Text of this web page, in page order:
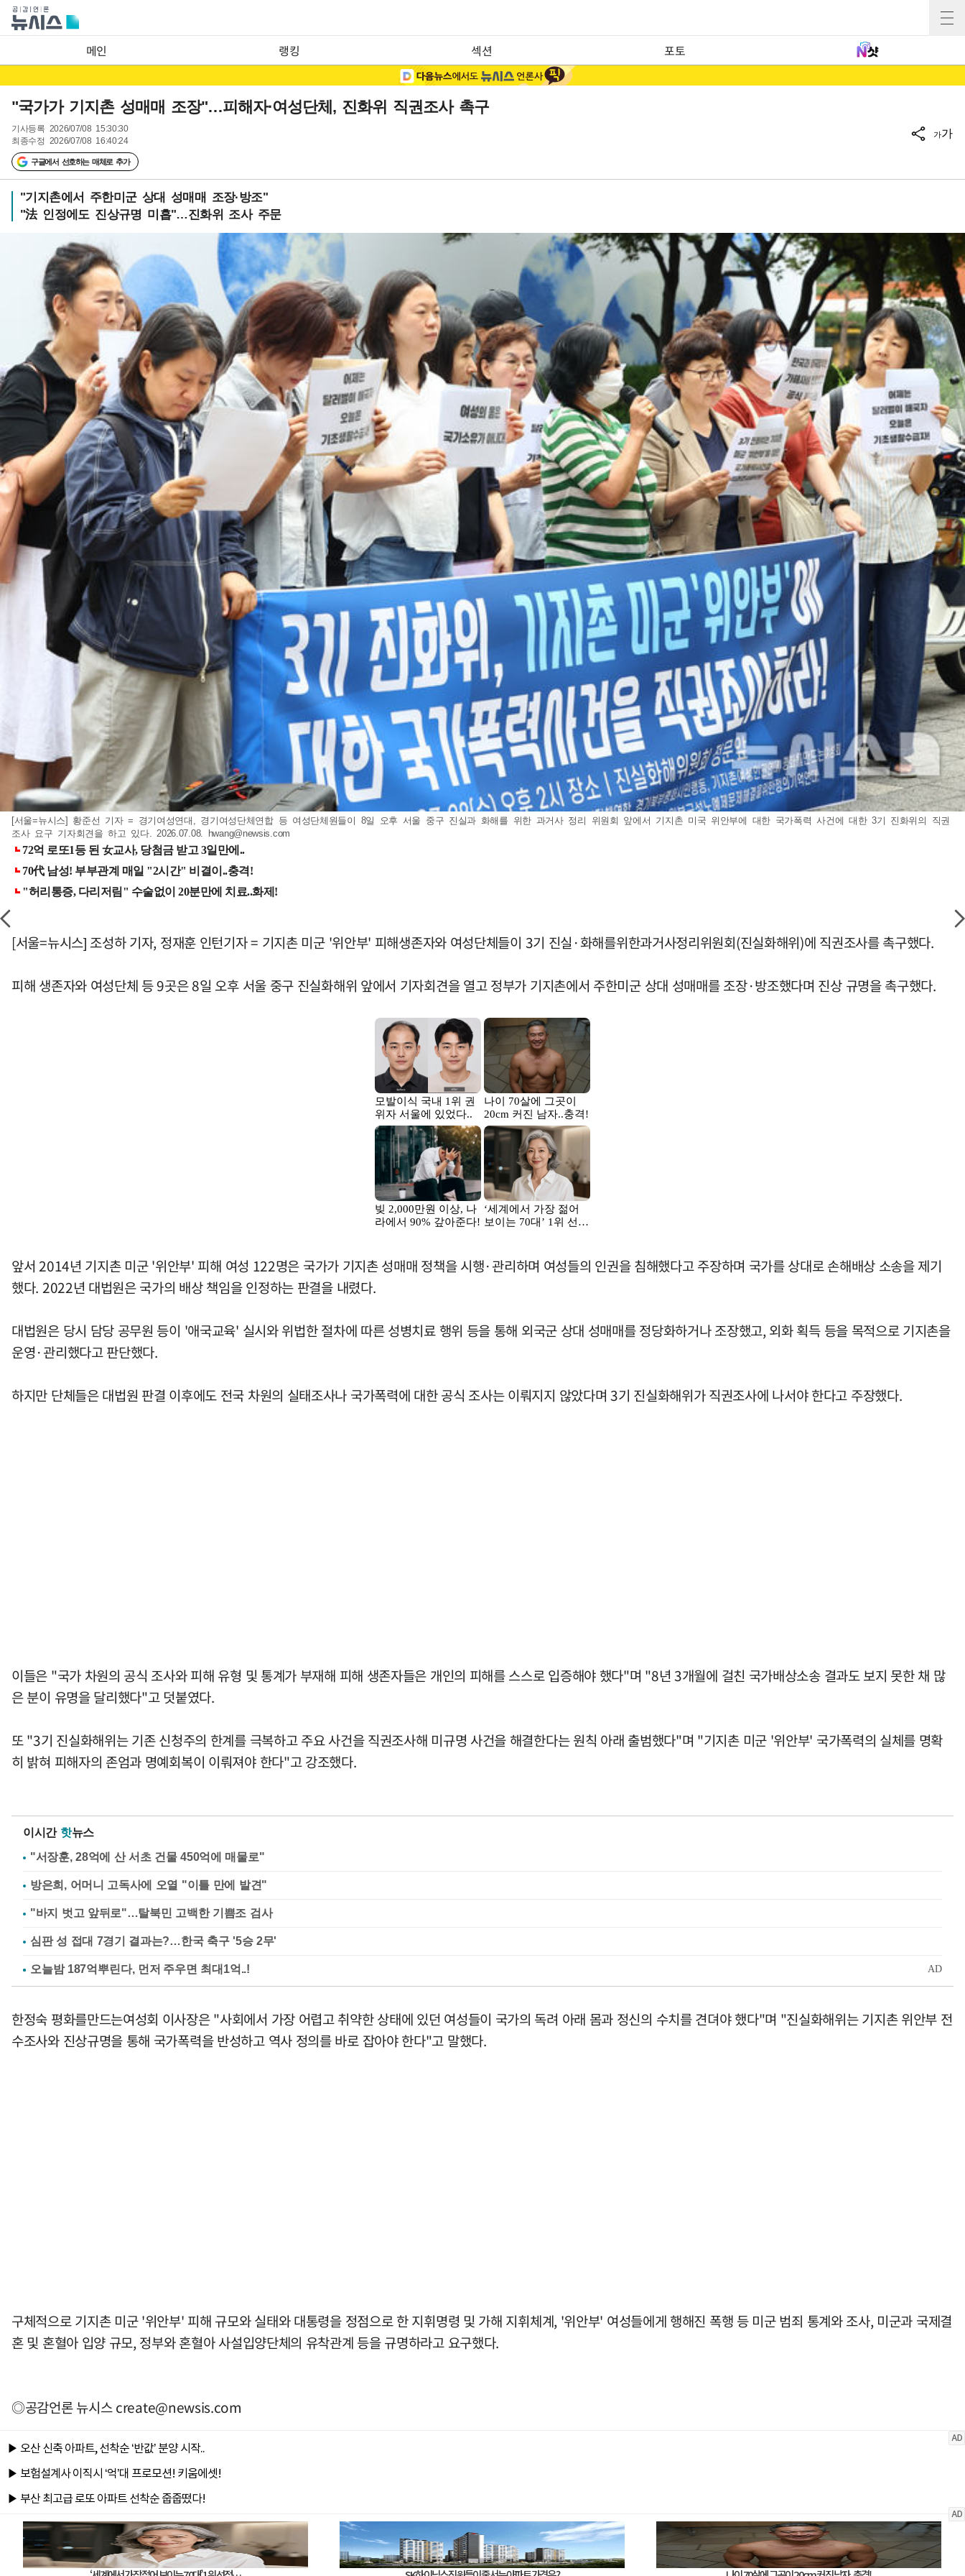
메인 랭킹 섹션 포토
"국가가 기지촌 성매매 조장"…피해자·여성단체, 진화위 직권조사 촉구
기사등록 2026/07/08 15:30:30
최종수정 2026/07/08 16:40:24
구글에서 선호하는 매체로 추가
가가
"기지촌에서 주한미군 상대 성매매 조장·방조"
"法 인정에도 진상규명 미흡"…진화위 조사 주문
[서울=뉴시스] 황준선 기자 = 경기여성연대, 경기여성단체연합 등 여성단체원들이 8일 오후 서울 중구 진실과 화해를 위한 과거사 정리 위원회 앞에서 기지촌 미국 위안부에 대한 국가폭력 사건에 대한 3기 진화위의 직권
조사 요구 기자회견을 하고 있다. 2026.07.08. hwang@newsis.com
[서울=뉴시스] 조성하 기자, 정재훈 인턴기자 = 기지촌 미군 '위안부' 피해생존자와 여성단체들이 3기 진실·화해를위한과거사정리위원회(진실화해위)에 직권조사를 촉구했다.
피해 생존자와 여성단체 등 9곳은 8일 오후 서울 중구 진실화해위 앞에서 기자회견을 열고 정부가 기지촌에서 주한미군 상대 성매매를 조장·방조했다며 진상 규명을 촉구했다.
앞서 2014년 기지촌 미군 '위안부' 피해 여성 122명은 국가가 기지촌 성매매 정책을 시행·관리하며 여성들의 인권을 침해했다고 주장하며 국가를 상대로 손해배상 소송을 제기
했다. 2022년 대법원은 국가의 배상 책임을 인정하는 판결을 내렸다.
대법원은 당시 담당 공무원 등이 '애국교육' 실시와 위법한 절차에 따른 성병치료 행위 등을 통해 외국군 상대 성매매를 정당화하거나 조장했고, 외화 획득 등을 목적으로 기지촌을
운영·관리했다고 판단했다.
하지만 단체들은 대법원 판결 이후에도 전국 차원의 실태조사나 국가폭력에 대한 공식 조사는 이뤄지지 않았다며 3기 진실화해위가 직권조사에 나서야 한다고 주장했다.
이들은 "국가 차원의 공식 조사와 피해 유형 및 통계가 부재해 피해 생존자들은 개인의 피해를 스스로 입증해야 했다"며 "8년 3개월에 걸친 국가배상소송 결과도 보지 못한 채 많
은 분이 유명을 달리했다"고 덧붙였다.
또 "3기 진실화해위는 기존 신청주의 한계를 극복하고 주요 사건을 직권조사해 미규명 사건을 해결한다는 원칙 아래 출범했다"며 "기지촌 미군 '위안부' 국가폭력의 실체를 명확
히 밝혀 피해자의 존엄과 명예회복이 이뤄져야 한다"고 강조했다.
이시간 핫뉴스
"서장훈, 28억에 산 서초 건물 450억에 매물로"
방은희, 어머니 고독사에 오열 "이틀 만에 발견"
"바지 벗고 앞뒤로"…탈북민 고백한 기쁨조 검사
심판 성 접대 7경기 결과는?…한국 축구 '5승 2무'
한정숙 평화를만드는여성회 이사장은 "사회에서 가장 어렵고 취약한 상태에 있던 여성들이 국가의 독려 아래 몸과 정신의 수치를 견뎌야 했다"며 "진실화해위는 기지촌 위안부 전
수조사와 진상규명을 통해 국가폭력을 반성하고 역사 정의를 바로 잡아야 한다"고 말했다.
구체적으로 기지촌 미군 '위안부' 피해 규모와 실태와 대통령을 정점으로 한 지휘명령 및 가해 지휘체계, '위안부' 여성들에게 행해진 폭행 등 미군 범죄 통계와 조사, 미군과 국제결
혼 및 혼혈아 입양 규모, 정부와 혼혈아 사설입양단체의 유착관계 등을 규명하라고 요구했다.
◎공감언론 뉴시스create@newsis.com